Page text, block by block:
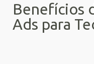
Benefícios
Ads para